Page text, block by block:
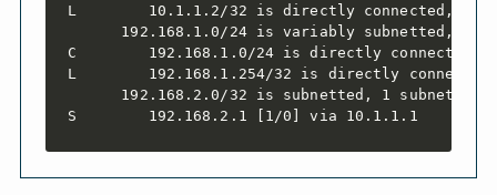
L        10.1.1.2/32 is directly connected,
192.168.1.0/24 is variably subnetted, 2
C        192.168.1.0/24 is directly connected,
L        192.168.1.254/32 is directly connected,
      192.168.2.0/32 is subnetted, 1 subnets
S        192.168.2.1 [1/0] via 10.1.1.1